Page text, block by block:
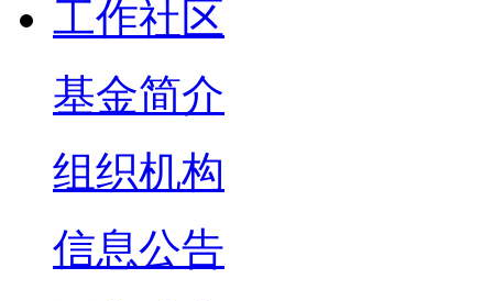
工作社区
基金简介
组织机构
信息公告